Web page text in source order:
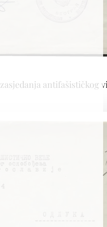
antifašističkog